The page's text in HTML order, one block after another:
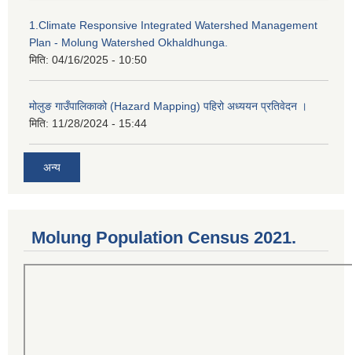
1.Climate Responsive Integrated Watershed Management
Plan - Molung Watershed Okhaldhunga.
मिति: 04/16/2025 - 10:50
मोलुङ गाउँपालिकाको (Hazard Mapping) पहिरो अध्ययन प्रतिवेदन ।
मिति: 11/28/2024 - 15:44
अन्य
Molung Population Census 2021.